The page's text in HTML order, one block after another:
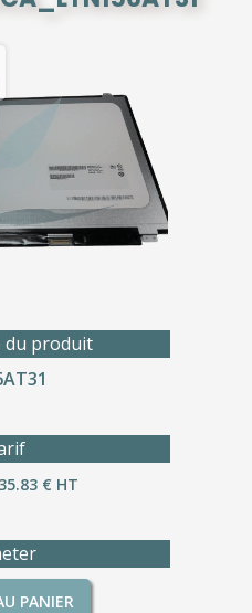
du produit
35.83 € HT
PANIER